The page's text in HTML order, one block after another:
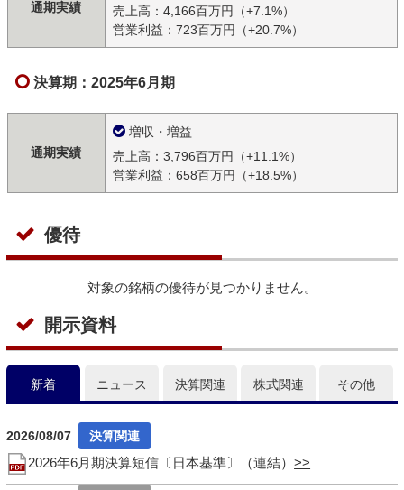
通期実績
売上高：4,166百万円（+7.1%）
営業利益：723百万円（+20.7%）
決算期：2025年6月期
通期実績
増収・増益
売上高：3,796百万円（+11.1%）
営業利益：658百万円（+18.5%）
優待
対象の銘柄の優待が見つかりません。
開示資料
新着 ニュース 決算関連 株式関連 その他
2026/08/07
2026年6月期決算短信〔日本基準〕（連結）